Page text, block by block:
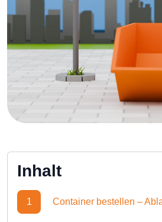
Inhalt
1 Container bestellen –